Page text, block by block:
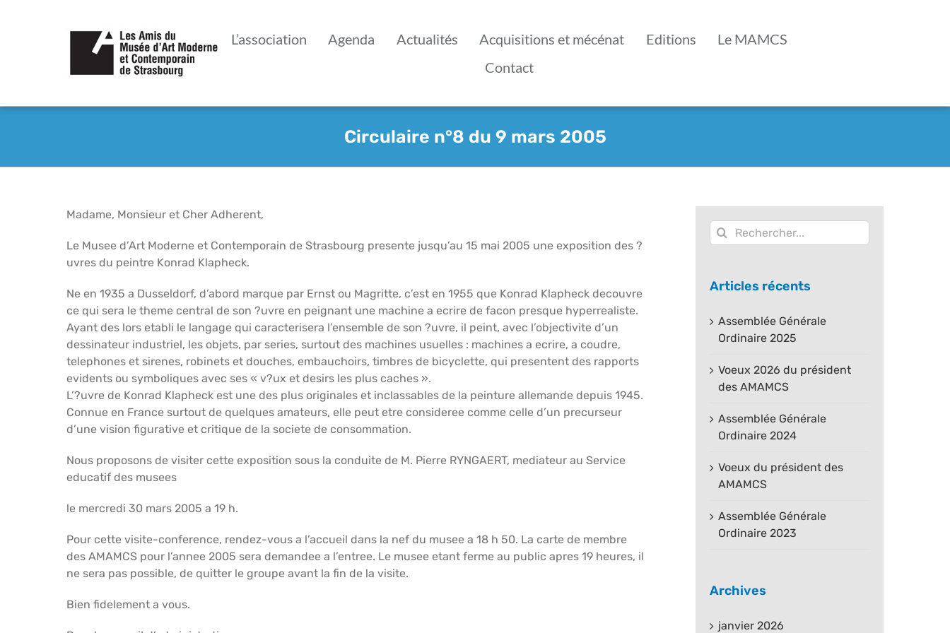
L’association Agenda Actualités Acquisitions et mécénat Editions
Le MAMCS
Contact
Circulaire n°8 du 9 mars 2005
Madame, Monsieur et Cher Adherent,
Le Musee d’Art Moderne et Contemporain de Strasbourg presente jusqu’au 15 mai 2005 une exposition des ?
uvres du peintre Konrad Klapheck.
Ne en 1935 a Dusseldorf, d’abord marque par Ernst ou Magritte, c’est en 1955 que Konrad Klapheck decouvre
ce qui sera le theme central de son ?uvre en peignant une machine a ecrire de facon presque hyperrealiste.
Ayant des lors etabli le langage qui caracterisera l’ensemble de son ?uvre, il peint, avec l’objectivite d’un
dessinateur industriel, les objets, par series, surtout des machines usuelles : machines a ecrire, a coudre,
telephones et sirenes, robinets et douches, embauchoirs, timbres de bicyclette, qui presentent des rapports
evidents ou symboliques avec ses « v?ux et desirs les plus caches ».
L’?uvre de Konrad Klapheck est une des plus originales et inclassables de la peinture allemande depuis 1945.
Connue en France surtout de quelques amateurs, elle peut etre consideree comme celle d’un precurseur
d’une vision figurative et critique de la societe de consommation.
Nous proposons de visiter cette exposition sous la conduite de M. Pierre RYNGAERT, mediateur au Service
educatif des musees
le mercredi 30 mars 2005 a 19 h.
Pour cette visite-conference, rendez-vous a l’accueil dans la nef du musee a 18 h 50. La carte de membre
des AMAMCS pour l’annee 2005 sera demandee a l’entree. Le musee etant ferme au public apres 19 heures, il
ne sera pas possible, de quitter le groupe avant la fin de la visite.
Bien fidelement a vous.
Rechercher:
Articles récents
Assemblée Générale
Ordinaire 2025
Voeux 2026 du président
des AMAMCS
Assemblée Générale
Ordinaire 2024
Voeux du président des
AMAMCS
Assemblée Générale
Ordinaire 2023
Archives
janvier 2026